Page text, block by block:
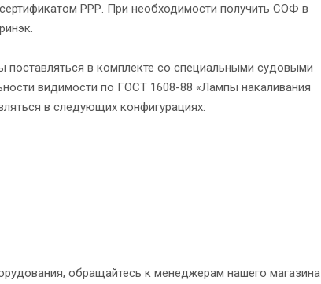
РРР. При необходимости получить СОФ в
в комплекте со специальными судовыми
видимости по ГОСТ 1608-88 «Лампы накаливания
в следующих конфигурациях:
обращайтесь к менеджерам нашего магазина